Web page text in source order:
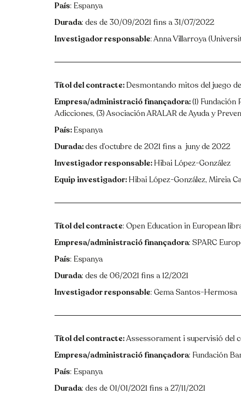
País: Espanya
Durada: des de 30/09/2021 fins a 31/07/2022
Investigador responsable: Anna Villarroya
Títol del contracte:Desmontando mitos del juego
Empresa/administració finançadora:(1)
Adicciones, (3) Asociación ARALAR de Ayuda y
País:Espanya
Durada:des d’octubre de 2021 fins a juny de 2022
Investigador responsable:Hibai López-González
Equip investigador:Hibai López-González, Mireia
Títol del contracte: Open Education in European
Empresa/administració finançadora: SPARC
País: Espanya
Durada: des de 06/2021 fins a 12/2021
Investigador responsable: Gema Santos-Hermosa
Títol del contracte:Assessorament i supervisió del
Empresa/administració finançadora: Fundación
País: Espanya
Durada: des de 01/01/2021 fins a 27/11/2021